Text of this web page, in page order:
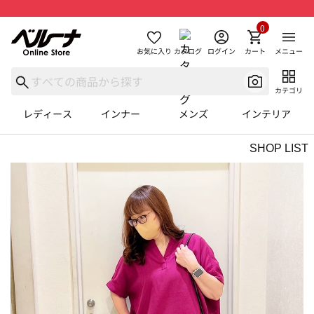
お気に入り カタログ ログイン カート
0
メニュー
カテゴリ
レディース インナー メンズ インテリア
SHOP LIST